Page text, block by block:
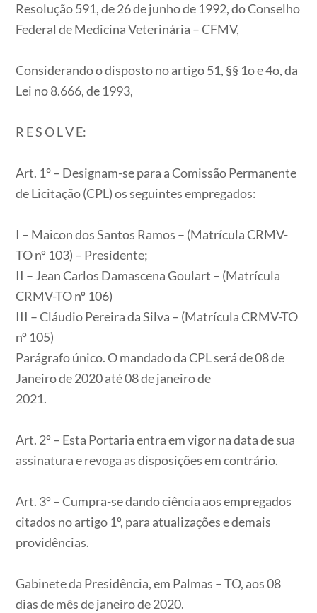
Resolução 591, de 26 de junho de 1992, do Conselho
Federal de Medicina Veterinária – CFMV,
Considerando o disposto no artigo 51, §§ 1o e 4o, da
Lei no 8.666, de 1993,
R E S O L V E:
Art. 1° – Designam-se para a Comissão Permanente
de Licitação (CPL) os seguintes empregados:
I – Maicon dos Santos Ramos – (Matrícula CRMV-
TO nº 103) – Presidente;
II – Jean Carlos Damascena Goulart – (Matrícula
CRMV-TO nº 106)
III – Cláudio Pereira da Silva – (Matrícula CRMV-TO
nº 105)
Parágrafo único. O mandado da CPL será de 08 de
Janeiro de 2020 até 08 de janeiro de
2021.
Art. 2º – Esta Portaria entra em vigor na data de sua
assinatura e revoga as disposições em contrário.
Art. 3º – Cumpra-se dando ciência aos empregados
citados no artigo 1º, para atualizações e demais
providências.
Gabinete da Presidência, em Palmas – TO, aos 08
dias de mês de janeiro de 2020.